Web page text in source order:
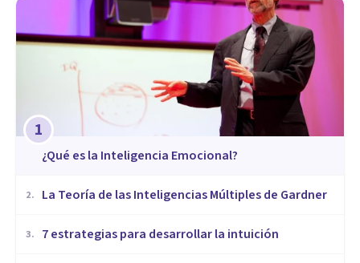
1
¿Qué es la Inteligencia Emocional?
2. La Teoría de las Inteligencias Múltiples de Gardner
3. 7 estrategias para desarrollar la intuición